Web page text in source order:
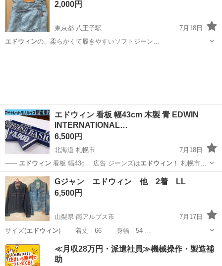
2,000円
東京都 八王子駅
7月18日
エドウィンの、柔らかくて履きやすいソフトジーン…
エドウィン 看板 幅43cm 木製 青 EDWIN
INTERNATIONAL…
6,500円
北海道 札幌市
7月18日
------ エドウィン看板 幅43c… 広告 ジーンズはエドウィン！ 札幌市東
区 … 新道東店エドウィンの置き看板です。…
北海道 札幌市 ノベルティグッズ エドウィン
Gジャン エドウィン 他 2着 LL
6,500円
山梨県 南アルプス市
7月17日
サイズ(エドウィン) 着丈 66 身幅 54 …
山梨 南アルプス市 ジャケット エドウィン
≪月収28万円・派遣社員≫機械操作・製造補
助